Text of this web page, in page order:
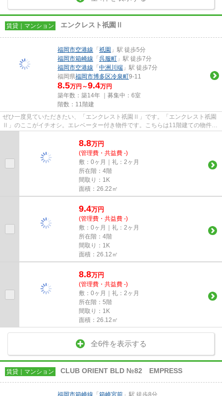
賃貸｜マンション エンクレスト祇園Ⅱ
福岡市空港線 「祇園 」駅 徒歩5分
福岡市箱崎線 「呉服町 」駅 徒歩7分
福岡市空港線 「中洲川端 」駅 徒歩7分
福岡県福岡市博多区冷泉町9-11
8.5万円～9.4万円
築年数：築14年 ｜募集中： 6室
階数：11階建
ぜひ一度見ていただきたい、「エンクレスト祇園Ⅱ」です。「エンクレスト祇園
Ⅱ」のここがイチオシ。エレベーター付き物件です。こちらは11階建ての物件で
す。できるだけ早めに不動産情...
8.8万円
(管理費・共益費 -)
敷：0ヶ月｜礼：2ヶ月
所在階：4階
間取り：1K
面積：26.22㎡
9.4万円
(管理費・共益費 -)
敷：0ヶ月｜礼：2ヶ月
所在階：4階
間取り：1K
面積：26.12㎡
8.8万円
(管理費・共益費 -)
敷：0ヶ月｜礼：2ヶ月
所在階：5階
間取り：1K
面積：26.12㎡
全6件を表示する
賃貸｜マンション CLUB ORIENT BLD №82 EMPRESS
福岡市箱崎線 「箱崎宮前 」駅 徒歩8分